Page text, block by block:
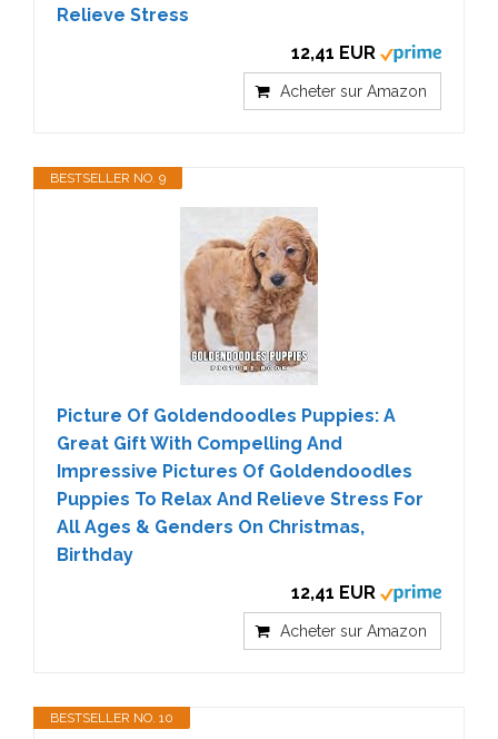
Relieve Stress
12,41 EUR
Acheter sur Amazon
BESTSELLER NO. 9
Picture Of Goldendoodles Puppies: A
Great Gift With Compelling And
Impressive Pictures Of Goldendoodles
Puppies To Relax And Relieve Stress For
All Ages & Genders On Christmas,
Birthday
12,41 EUR
Acheter sur Amazon
BESTSELLER NO. 10